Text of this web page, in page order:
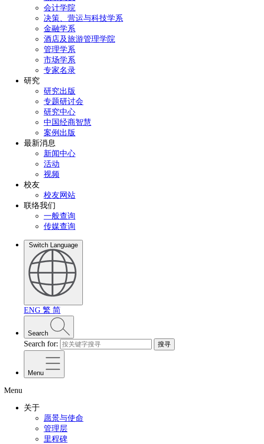
会计学院
决策、营运与科技学系
金融学系
酒店及旅游管理学院
管理学系
市场学系
专家名录
研究
研究出版
专题研讨会
研究中心
中国经商智慧
案例出版
最新消息
新闻中心
活动
视频
校友
校友网站
联络我们
一般查询
传媒查询
Switch Language
ENG 繁 简
Search
Search for: 搜寻
Menu
Menu
关于
愿景与使命
管理层
里程碑